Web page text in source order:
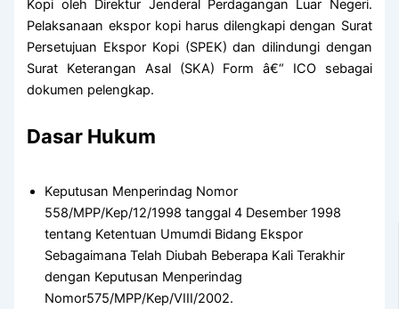
Kopi oleh Direktur Jenderal Perdagangan Luar Negeri.
Pelaksanaan ekspor kopi harus dilengkapi dengan Surat
Persetujuan Ekspor Kopi (SPEK) dan dilindungi dengan
Surat Keterangan Asal (SKA) Form â€“ ICO sebagai
dokumen pelengkap.
Dasar Hukum
Keputusan Menperindag Nomor
558/MPP/Kep/12/1998 tanggal 4 Desember 1998
tentang Ketentuan Umumdi Bidang Ekspor
Sebagaimana Telah Diubah Beberapa Kali Terakhir
dengan Keputusan Menperindag
Nomor575/MPP/Kep/VIII/2002.